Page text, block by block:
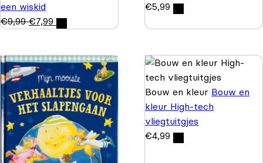
een wiskid
€9,99 €7,99
€5,99
Bouw en kleur Bouw en
kleur High-tech
vliegtuitgjes
€4,99